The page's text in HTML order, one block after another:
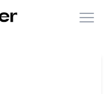
Open menu